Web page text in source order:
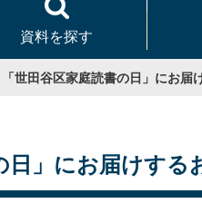
資料を探す
「世田谷区家庭読書の日」にお
日」にお届け